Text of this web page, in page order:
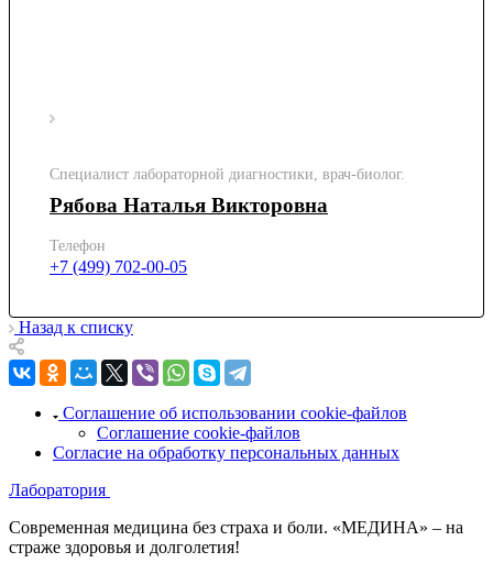
Специалист лабораторной диагностики, врач-биолог.
Рябова Наталья Викторовна
Телефон
+7 (499) 702-00-05
Назад к списку
Соглашение об использовании cookie-файлов
Соглашение cookie-файлов
Согласие на обработку персональных данных
Лаборатория
Современная медицина без страха и боли. «МЕДИНА» – на
страже здоровья и долголетия!